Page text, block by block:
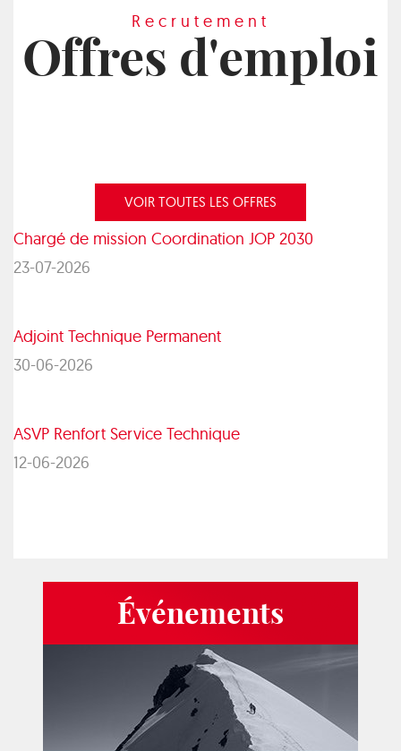
Recrutement
Offres d'emploi
VOIR TOUTES LES OFFRES
Chargé de mission Coordination JOP 2030
23-07-2026
Adjoint Technique Permanent
30-06-2026
ASVP Renfort Service Technique
12-06-2026
Événements